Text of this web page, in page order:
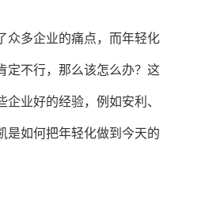
众多企业的痛点，而年轻化
定不行，那么该怎么办？这
企业好的经验，例如安利、
是如何把年轻化做到今天的